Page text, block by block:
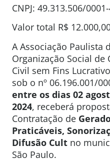
CNPJ: 49.313.506/
Valor total R$
A Associação Paulista
Organização Social de
Civil sem Fins
sob o nº 06.196.001/
entre os dias 02
2024, receberá
Contratação de
Praticáveis,
Difusão Cult no
São Paulo.